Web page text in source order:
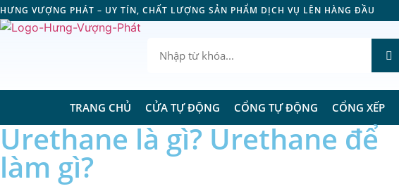
HƯNG VƯỢNG PHÁT – UY TÍN, CHẤT LƯỢNG SẢN PHẨM DỊCH VỤ LÊN HÀNG ĐẦU
TRANG CHỦ CỬA TỰ ĐỘNG CỔNG TỰ ĐỘNG CỔNG XẾP
Urethane là gì? Urethane để
làm gì?